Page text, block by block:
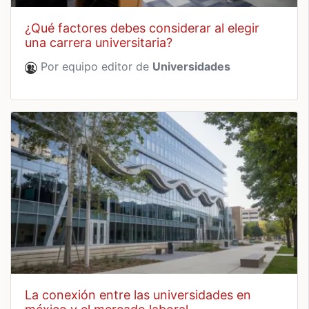
¿qué factores debes considerar al elegir
una carrera universitaria?
Por equipo editor de Universidades
la conexión entre las universidades en